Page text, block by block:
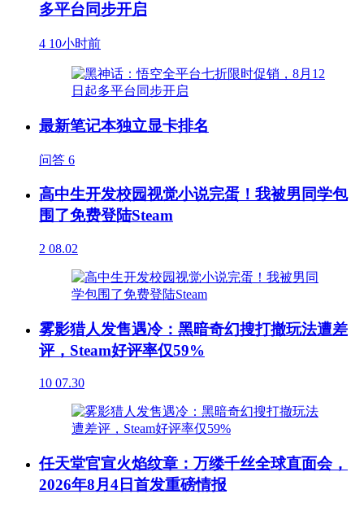
多平台同步开启
4 10小时前
最新笔记本独立显卡排名
问答 6
高中生开发校园视觉小说完蛋！我被男同学包
围了免费登陆Steam
2 08.02
雾影猎人发售遇冷：黑暗奇幻搜打撤玩法遭差
评，Steam好评率仅59%
10 07.30
任天堂官宣火焰纹章：万缕千丝全球直面会，
2026年8月4日首发重磅情报